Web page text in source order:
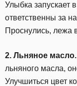
Улыбка запускает
ответственны за
Проснулись, лежа
2. Льняное масло.
льняного масла,
Улучшиться цвет